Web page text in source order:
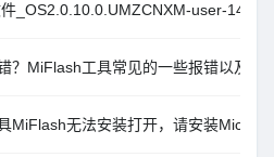
_OS2.0.10.0.UMZCNXM-user-14.0
？MiFlash工具常见的一些报错以及解
MiFlash无法安装打开，请安装